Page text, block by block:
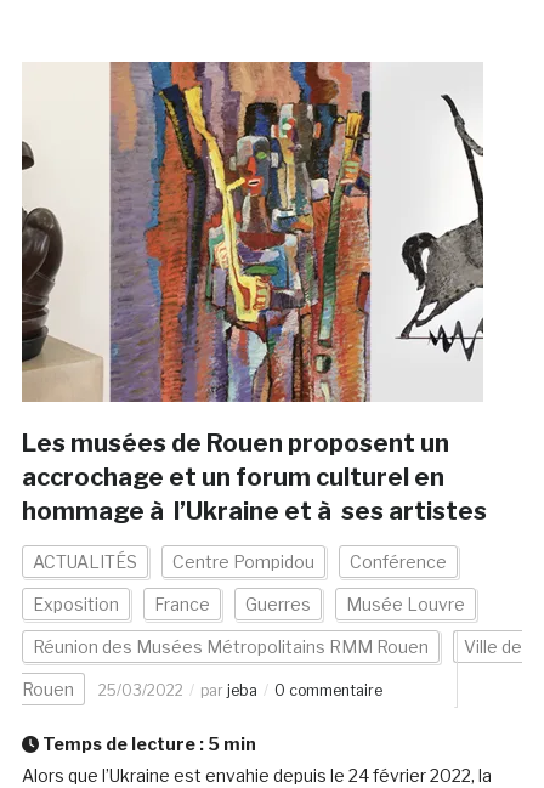
Les musées de Rouen proposent un
accrochage et un forum culturel en
hommage à l’Ukraine et à ses artistes
ACTUALITÉS Centre Pompidou Conférence
Exposition France Guerres Musée Louvre
Réunion des Musées Métropolitains RMM Rouen Ville de
Rouen 25/03/2022 par jeba 0 commentaire
Temps de lecture : 5 min
Alors que l’Ukraine est envahie depuis le 24 février 2022, la